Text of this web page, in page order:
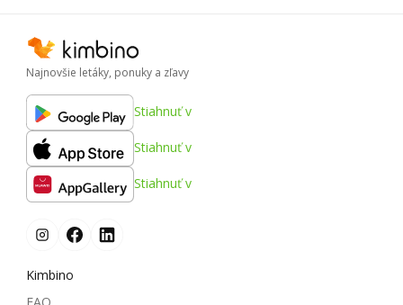
Najnovšie letáky, ponuky a zľavy
Stiahnuť v
Stiahnuť v
Stiahnuť v
Kimbino
FAQ